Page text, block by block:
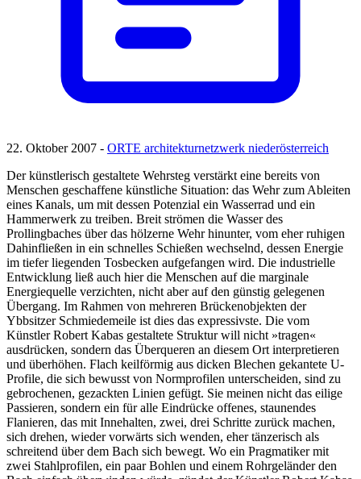
22. Oktober 2007 - ORTE architekturnetzwerk niederösterreich
Der künstlerisch gestaltete Wehrsteg verstärkt eine bereits von
Menschen geschaffene künstliche Situation: das Wehr zum Ableiten
eines Kanals, um mit dessen Potenzial ein Wasserrad und ein
Hammerwerk zu treiben. Breit strömen die Wasser des
Prollingbaches über das hölzerne Wehr hinunter, vom eher ruhigen
Dahinfließen in ein schnelles Schießen wechselnd, dessen Energie
im tiefer liegenden Tosbecken aufgefangen wird. Die industrielle
Entwicklung ließ auch hier die Menschen auf die marginale
Energiequelle verzichten, nicht aber auf den günstig gelegenen
Übergang. Im Rahmen von mehreren Brückenobjekten der
Ybbsitzer Schmiedemeile ist dies das expressivste. Die vom
Künstler Robert Kabas gestaltete Struktur will nicht »tragen«
ausdrücken, sondern das Überqueren an diesem Ort interpretieren
und überhöhen. Flach keilförmig aus dicken Blechen gekantete U-
Profile, die sich bewusst von Normprofilen unterscheiden, sind zu
gebrochenen, gezackten Linien gefügt. Sie meinen nicht das eilige
Passieren, sondern ein für alle Eindrücke offenes, staunendes
Flanieren, das mit Innehalten, zwei, drei Schritte zurück machen,
sich drehen, wieder vorwärts sich wenden, eher tänzerisch als
schreitend über dem Bach sich bewegt. Wo ein Pragmatiker mit
zwei Stahlprofilen, ein paar Bohlen und einem Rohrgeländer den